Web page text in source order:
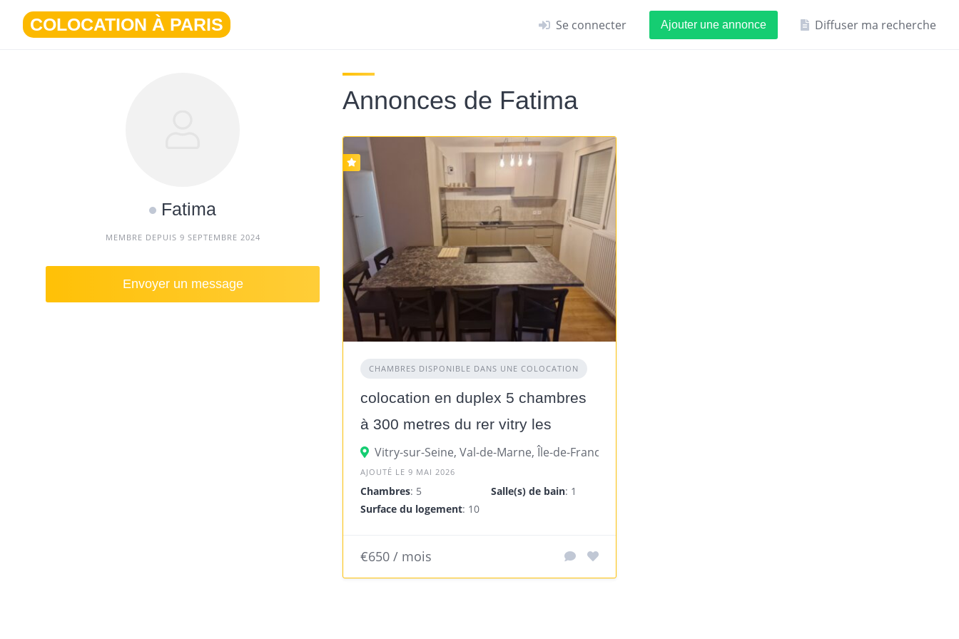
contenu
COLOCATION À PARIS Se connecter Ajouter une annonce Diffuser ma recherche
Fatima
MEMBRE DEPUIS 9 SEPTEMBRE 2024
Envoyer un message
Annonces de Fatima
CHAMBRES DISPONIBLE DANS UNE COLOCATION
colocation en duplex 5 chambres
à 300 metres du rer vitry les
ardoines
Vitry-sur-Seine, Val-de-Marne, Île-de-France, France
AJOUTÉ LE 9 MAI 2026
Chambres: 5 Salle(s) de bain: 1
Surface du logement: 107 m²
€650 / mois